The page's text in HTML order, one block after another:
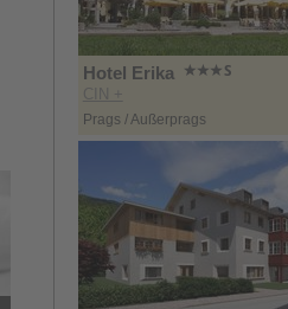
Hotel Erika
CIN +
Prags / Außerprags